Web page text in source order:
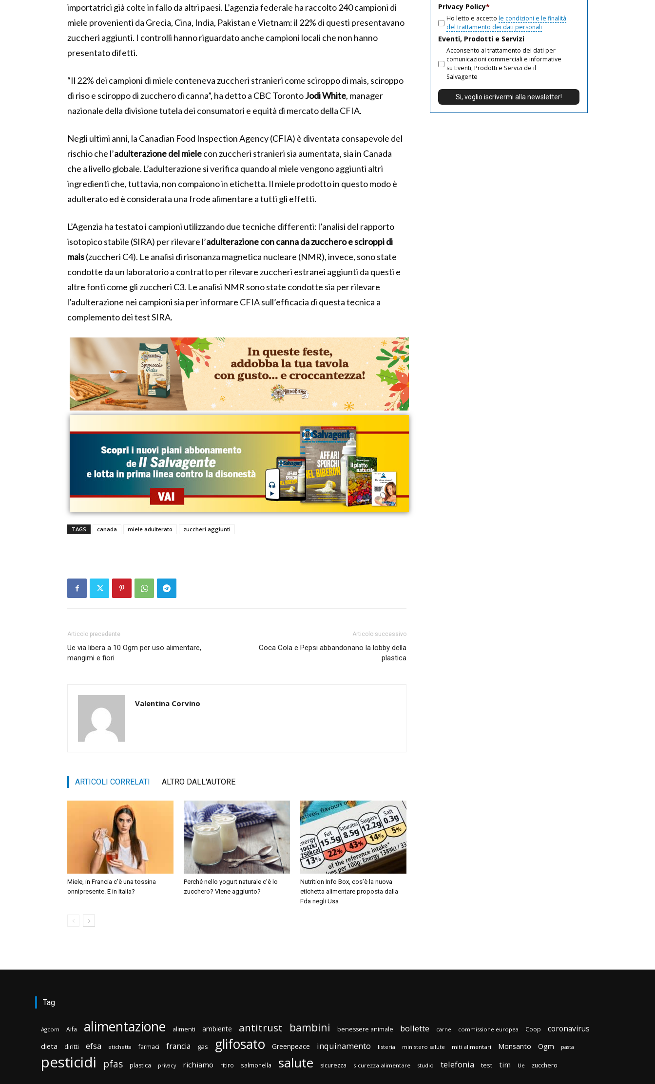
importatrici già colte in fallo da altri paesi. L’agenzia federale ha raccolto 240 campioni di
miele provenienti da Grecia, Cina, India, Pakistan e Vietnam: il 22% di questi presentavano
zuccheri aggiunti. I controlli hanno riguardato anche campioni locali che non hanno
presentato difetti.
“Il 22% dei campioni di miele conteneva zuccheri stranieri come sciroppo di mais, sciroppo
di riso e sciroppo di zucchero di canna”, ha detto a CBC TorontoJodi White, manager
nazionale della divisione tutela dei consumatori e equità di mercato della CFIA.
Negli ultimi anni, la Canadian Food Inspection Agency (CFIA) è diventata consapevole del
rischio che l’adulterazione del mielecon zuccheri stranieri sia aumentata, sia in Canada
che a livello globale. L’adulterazione si verifica quando al miele vengono aggiunti altri
ingredienti che, tuttavia, non compaiono in etichetta. Il miele prodotto in questo modo è
adulterato ed è considerata una frode alimentare a tutti gli effetti.
L’Agenzia ha testato i campioni utilizzando due tecniche differenti: l’analisi del rapporto
isotopico stabile (SIRA) per rilevare l’adulterazione con canna da zucchero e sciroppi di
mais(zuccheri C4). Le analisi di risonanza magnetica nucleare (NMR), invece, sono state
condotte da un laboratorio a contratto per rilevare zuccheri estranei aggiunti da questi e
altre fonti come gli zuccheri C3. Le analisi NMR sono state condotte sia per rilevare
l’adulterazione nei campioni sia per informare CFIA sull’efficacia di questa tecnica a
complemento dei test SIRA.
TAGS canada miele adulterato zuccheri aggiunti
Articolo precedente
Ue via libera a 10 Ogm per uso alimentare,
mangimi e fiori
Articolo successivo
Coca Cola e Pepsi abbandonano la lobby della
plastica
Valentina Corvino
ARTICOLI CORRELATI ALTRO DALL'AUTORE
Miele, in Francia c’è una tossina
onnipresente. E in Italia?
Perché nello yogurt naturale c’è lo
zucchero? Viene aggiunto?
Nutrition Info Box, cos’è la nuova
etichetta alimentare proposta dalla
Fda negli Usa
Privacy Policy*
Ho letto e accetto le condizioni e le finalità
del trattamento dei dati personali
Eventi, Prodotti e Servizi
Acconsento al trattamento dei dati per
comunicazioni commerciali e informative
su Eventi, Prodotti e Servizi de il
Salvagente
Tag
Agcom Aifa alimentazione alimenti ambiente antitrust bambini benessere animale bollette carne commissione europea Coop coronavirus
dieta diritti efsa etichetta farmaci francia gas glifosato Greenpeace inquinamento listeria ministero salute miti alimentari Monsanto Ogm pasta
pesticidi pfas plastica privacy richiamo ritiro salmonella salute sicurezza sicurezza alimentare studio telefonia test tim Ue zucchero